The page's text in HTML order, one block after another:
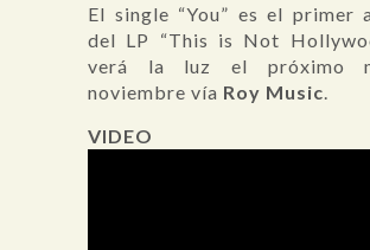
El single “You” es el primer
del LP “This is Not
verá la luz el próximo
noviembre vía Roy Music
VIDEO